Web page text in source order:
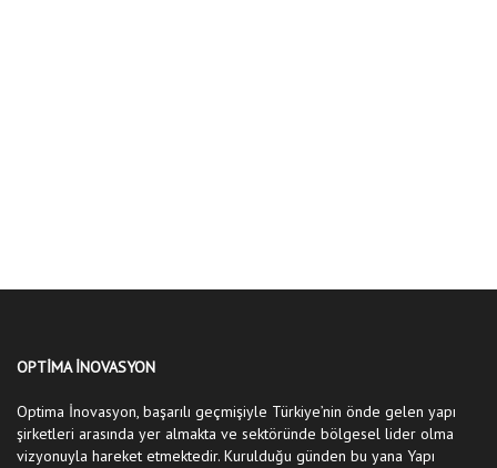
OPTİMA İNOVASYON
Optima İnovasyon, başarılı geçmişiyle Türkiye’nin önde gelen yapı
şirketleri arasında yer almakta ve sektöründe bölgesel lider olma
vizyonuyla hareket etmektedir. Kurulduğu günden bu yana Yapı